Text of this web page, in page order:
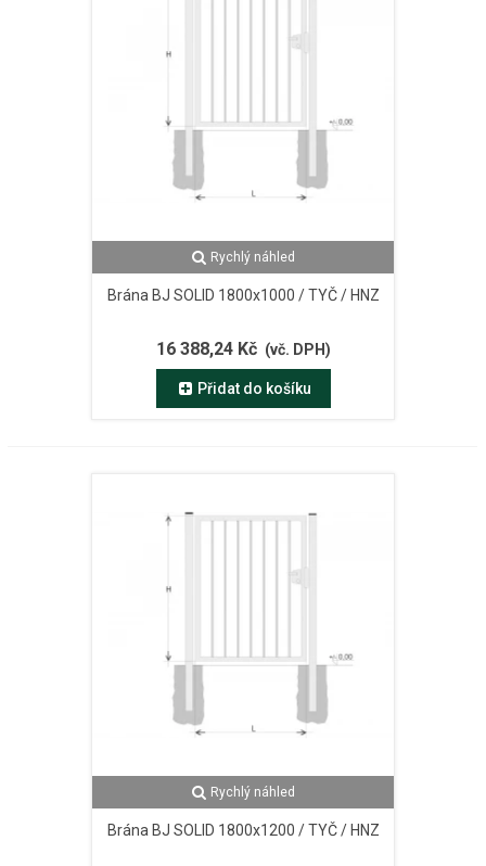
Rychlý náhled
Brána BJ SOLID 1800x1000 / TYČ / HNZ
16 388,24 Kč (vč. DPH)
Přidat do košíku
Rychlý náhled
Brána BJ SOLID 1800x1200 / TYČ / HNZ